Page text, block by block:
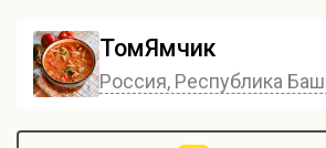
ТомЯмчик
Россия, Республика